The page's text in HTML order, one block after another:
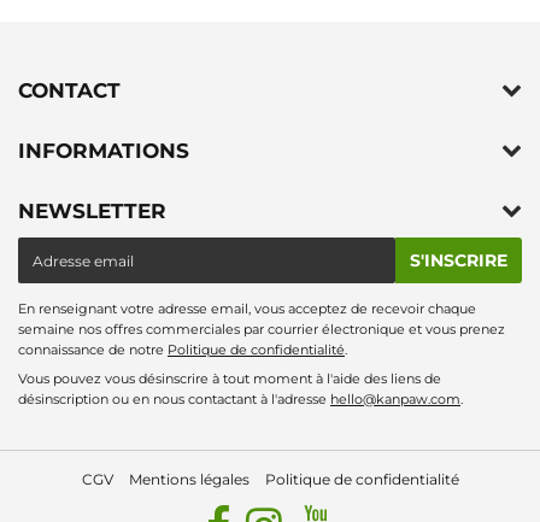
CONTACT
INFORMATIONS
NEWSLETTER
mail
S'INSCRIRE
En renseignant votre adresse email, vous acceptez de recevoir chaque
semaine nos offres commerciales par courrier électronique et vous prenez
connaissance de notre Politique de confidentialité.
Vous pouvez vous désinscrire à tout moment à l'aide des liens de
désinscription ou en nous contactant à l'adresse hello@kanpaw.com.
CGV Mentions légales Politique de confidentialité